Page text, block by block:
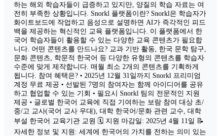
하는 해외 학습자들이 급증하고 있지만, 양질의 학습 자료는 여
전히 부족한 상황입니다. Snorkl 플랫폼이란? Snorkl은 학습자가
화이트보드에 작업하고 음성으로 설명하면 AI가 즉각적인 피드
백을 제공하는 혁신적인 교육 플랫폼입니다. 이 플랫폼에서 한
국어 학습자들이 활용할 수 있는 다양한 교육 콘텐츠가 필요합
니다. 어떤 콘텐츠를 만드나요? 교과 기반 활동, 한국 문학 탐구,
문화 콘텐츠, 학문적 한국어 등 다양한 유형의 콘텐츠를 학습자
수준에 맞게 제작합니다. 매월 최소 2개의 콘텐츠를 기획하게
됩니다. 참여 혜택은? • 2025년 12월 31일까지 Snorkl 프리미엄
계정 무료 제공 • 선발된 7명의 참여자는 함께 아이디어를 공유
하고 협업할 수 있는 기회 • 필요시 Snorkl 팀의 전문적인 지원
제공 • 글로벌 한국어 교육에 직접 기여하는 보람 참여 대상 초/
중/고 교사(국어 교사 우대), 대학 한국어/문화 관련 교수, 대학
부설 한국어 교육기관 교원 🗓️ 지원 마감일: 2025년 4월 11일 📝
자세한 정보 및 지원: 세계에 한국어의 가치를 전하는 의미 있는